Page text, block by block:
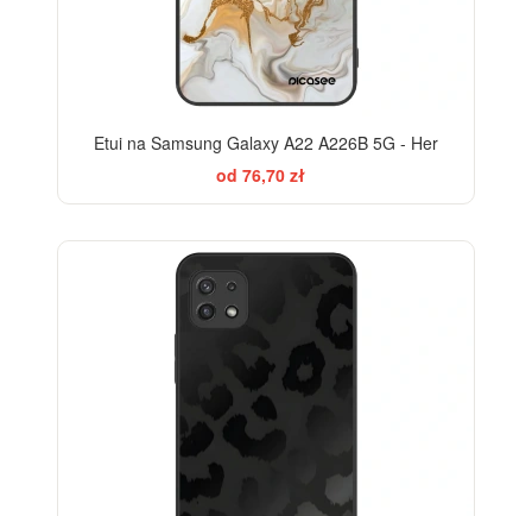
Etui na Samsung Galaxy A22 A226B 5G - Her
od 76,70 zł